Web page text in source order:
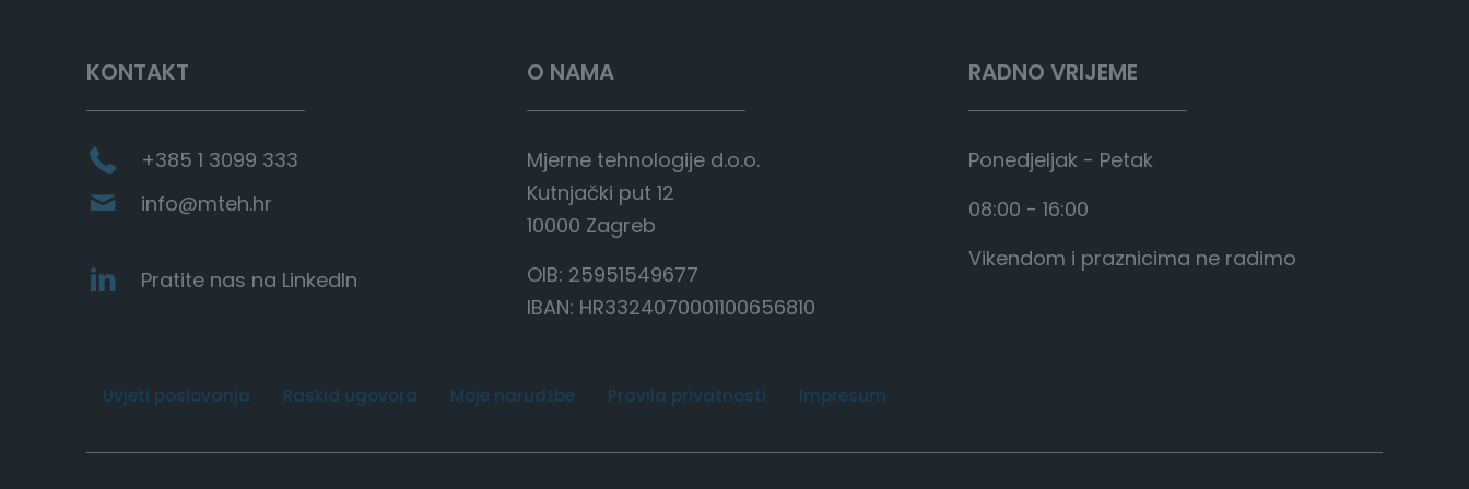
2
8
,
0
.
h
KONTAKT
+385 1 3099 333
info@mteh.hr
Pratite nas na LinkedIn
O NAMA
Mjerne tehnologije d.o.o.
Kutnjački put 12
10000 Zagreb
OIB: 25951549677
IBAN: HR3324070001100656810
RADNO VRIJEME
Ponedjeljak - Petak
08:00 - 16:00
Vikendom i praznicima ne radimo
Uvjeti poslovanja Raskid ugovora Moje narudžbe Pravila privatnosti Impresum